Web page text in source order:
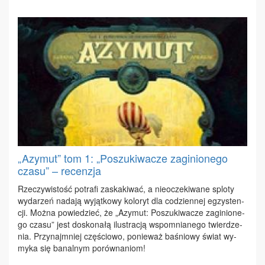
„Azymut” tom 1: „Poszukiwacze zaginionego
czasu” – recenzja
Rze­czy­wi­stość po­tra­fi za­ska­ki­wać, a nie­ocze­ki­wa­ne splo­ty
wy­da­rzeń na­da­ją wy­jąt­ko­wy ko­lo­ryt dla co­dzien­nej eg­zy­sten­
cji. Moż­na po­wie­dzieć, że „Azy­mut: Po­szu­ki­wa­cze za­gi­nio­ne­
go cza­su” jest do­sko­na­łą ilu­stra­cją wspo­mnia­ne­go twier­dze­
nia. Przy­naj­mniej czę­ścio­wo, po­nie­waż ba­śnio­wy świat wy­
my­ka się ba­nal­nym po­rów­na­niom!